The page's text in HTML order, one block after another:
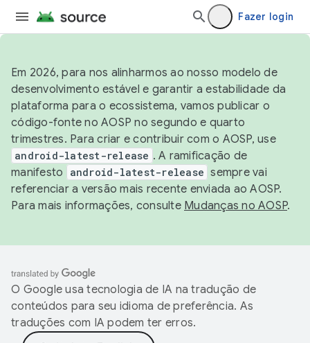
Fazer login
Em 2026, para nos alinharmos ao nosso modelo de
desenvolvimento estável e garantir a estabilidade da
plataforma para o ecossistema, vamos publicar o
código-fonte no AOSP no segundo e quarto
trimestres. Para criar e contribuir com o AOSP, use
android-latest-release . A ramificação de
manifesto
android-latest-release sempre vai
referenciar a versão mais recente enviada ao AOSP.
Para mais informações, consulte Mudanças no AOSP.
O Google usa tecnologia de IA na tradução de
conteúdos para seu idioma de preferência. As
traduções com IA podem ter erros.